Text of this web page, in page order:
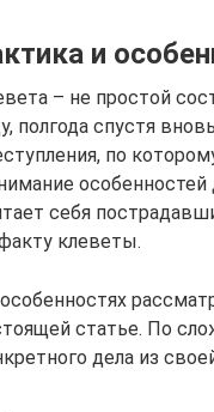
и
– не простой
полгода спустя
по
особенностей
себя
клеветы.
статье. По
дела из